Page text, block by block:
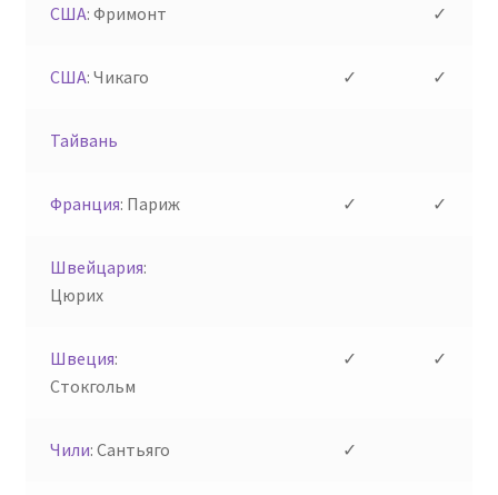
США: Фримонт ✓
США: Чикаго ✓ ✓
Тайвань
Франция: Париж ✓ ✓
Швейцария:
Цюрих
Швеция:
Стокгольм
✓ ✓
Чили: Сантьяго ✓